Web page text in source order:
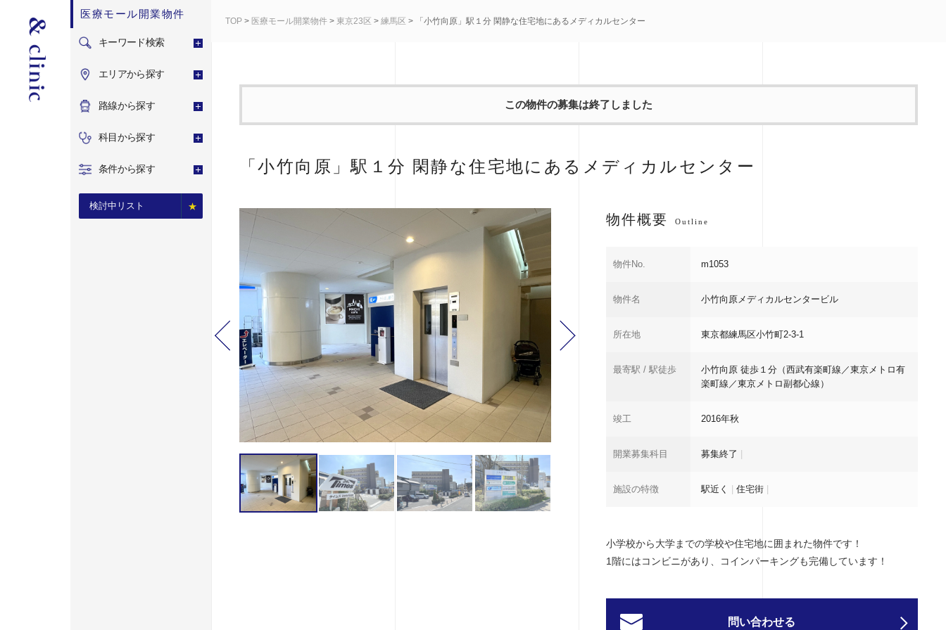
医療モール開業物件
キーワード検索
エリアから探す
路線から探す
科目から探す
条件から探す
検討中リスト
TOP > 医療モール開業物件 > 東京23区 > 練馬区 > 「小竹向原」駅１分 閑静な住宅地にあるメディカルセンター
この物件の募集は終了しました
「小竹向原」駅１分 閑静な住宅地にあるメディカルセンター
物件概要 Outline
物件No. m1053
物件名 小竹向原メディカルセンタービル
所在地 東京都練馬区小竹町2-3-1
最寄駅 / 駅徒歩
小竹向原 徒歩１分（西武有楽町線／東京メトロ有
楽町線／東京メトロ副都心線）
竣工 2016年秋
開業募集科目 募集終了
施設の特徴 駅近く 住宅街
小学校から大学までの学校や住宅地に囲まれた物件です！
1階にはコンビニがあり、コインパーキングも完備しています！
問い合わせる